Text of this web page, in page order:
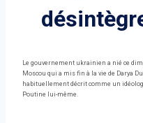
Le gouvernement ukrainien a nié ce
Moscou qui a mis fin à la vie de Darya
habituellement décrit comme un
Poutine lui-même.